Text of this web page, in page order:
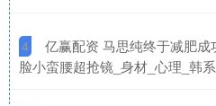
4
亿赢配资 马思纯终于减肥
脸小蛮腰超抢镜_身材_心理_韩系